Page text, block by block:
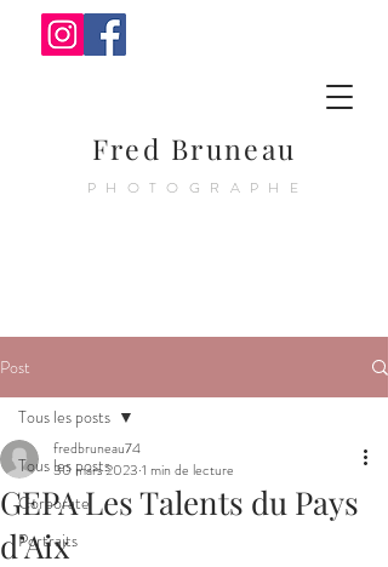
Fred Bruneau
PHOTOGRAPHE
Post
Tous les posts
Corporate
Portraits
Tous les posts
GEPA Les Talents du Pays
d’Aix
fredbruneau74
30 mars 2023 1 min de lecture